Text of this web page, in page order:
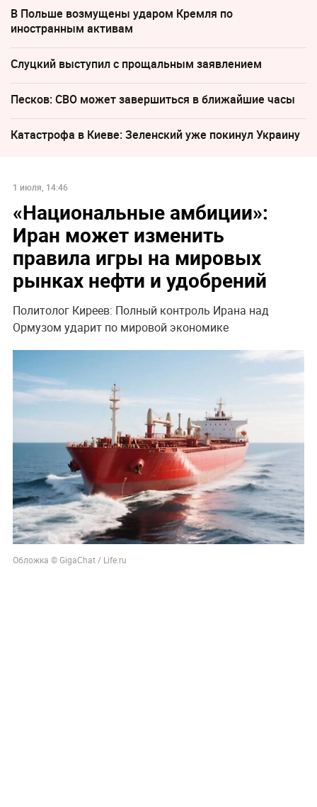
В Польше возмущены ударом Кремля по
иностранным активам
Слуцкий выступил с прощальным заявлением
Песков: СВО может завершиться в ближайшие часы
Катастрофа в Киеве: Зеленский уже покинул Украину
1 июля, 14:46
«Национальные амбиции»:
Иран может изменить
правила игры на мировых
рынках нефти и удобрений
Политолог Киреев: Полный контроль Ирана над
Ормузом ударит по мировой экономике
Обложка © GigaChat / Life.ru